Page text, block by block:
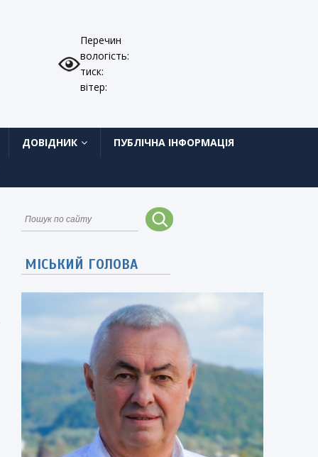
Перечин
вологість:
тиск:
вітер:
ДОВІДНИК ПУБЛІЧНА ІНФОРМАЦІЯ
МІСЬКИЙ ГОЛОВА